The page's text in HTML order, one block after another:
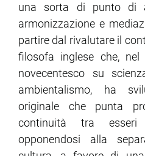
una sorta di punto di
armonizzazione e
partire dal rivalutare il
filosofa inglese che,
novecentesco su
ambientalismo, ha
originale che punta
continuità tra
opponendosi alla